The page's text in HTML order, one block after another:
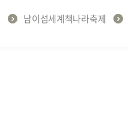
남이섬세계책나라축제